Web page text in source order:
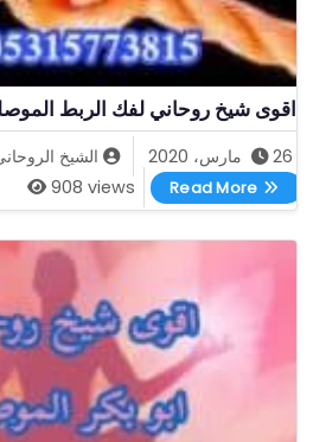
اقوى شيخ روحاني لفك الربط
26 مارس، 2020
الشيخ
908 views
Read More
اقوى شيخ روحاني لفك الربط الموصلي